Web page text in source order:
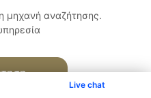
Live chat
μηχανή αναζήτησης.